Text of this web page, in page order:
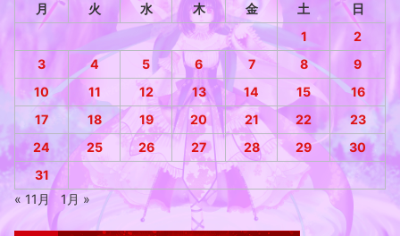
月 火 水 木 金 土
日
1
2
3
4 5 6 7 8
9
10
11 12 13 14 15
16
17
18 19 20 21 22
23
24
25 26 27 28 29
30
31
« 11月
1月 »